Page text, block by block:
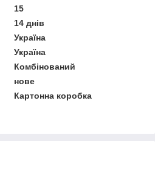
15
14 днів
Україна
Україна
Комбінований
нове
Картонна коробка